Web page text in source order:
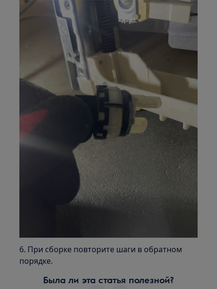
6. При сборке повторите шаги в обратном
порядке.
Была ли эта статья полезной?